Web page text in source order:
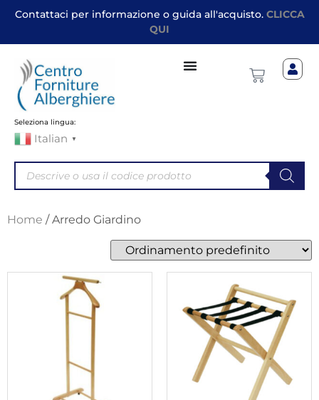
Contattaci per informazione o guida all'acquisto. CLICCA
QUI
Seleziona lingua:
Italian ▼
Home / Arredo Giardino